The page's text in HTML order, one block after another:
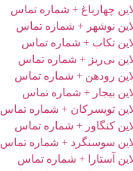
چهارباغ + شماره تماس
نوشهر + شماره تماس
تکاب + شماره تماس
نی‌ریز + شماره تماس
رودهن + شماره تماس
بیجار + شماره تماس
تویسرکان + شماره تماس
کنگاور + شماره تماس
سوسنگرد + شماره تماس
آستارا + شماره تماس